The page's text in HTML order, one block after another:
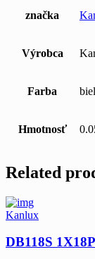
značka
Výrobca
Farba
Hmotnosť
Related
Kanlux
DB118S